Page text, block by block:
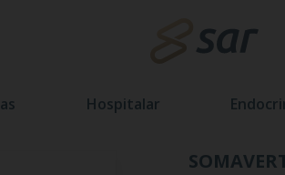
Hospitalar